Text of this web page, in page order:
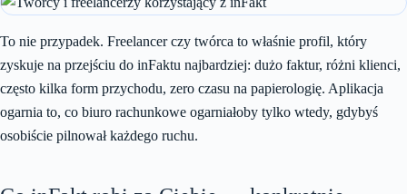
To nie przypadek. Freelancer czy twórca to właśnie profil, który
zyskuje na przejściu do inFaktu najbardziej: dużo faktur, różni klienci,
często kilka form przychodu, zero czasu na papierologię. Aplikacja
ogarnia to, co biuro rachunkowe ogarniałoby tylko wtedy, gdybyś
osobiście pilnował każdego ruchu.